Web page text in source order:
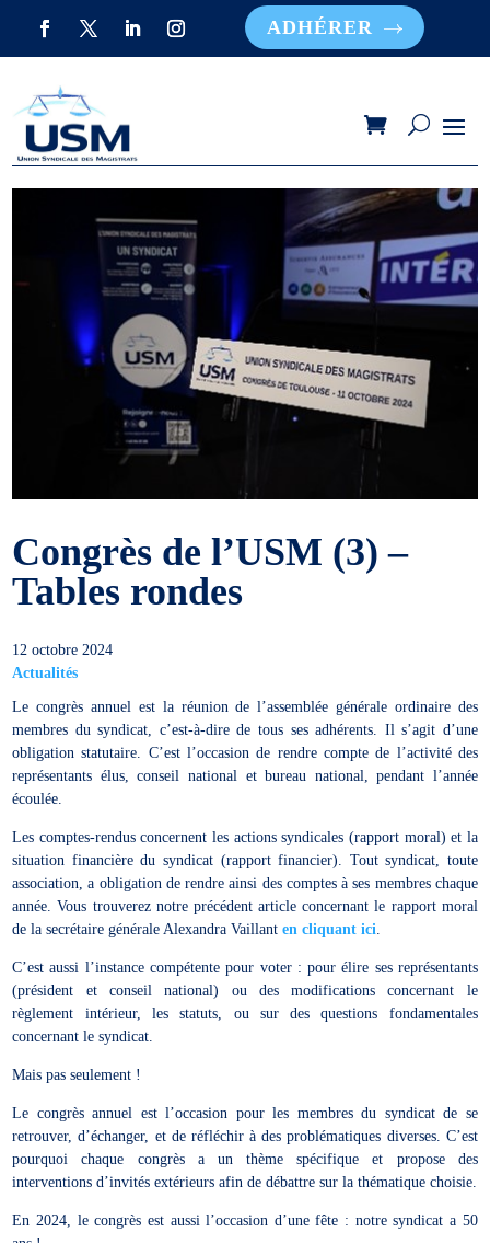
ADHÉRER
Congrès de l’USM (3) –
Tables rondes
12 octobre 2024
Actualités
Le congrès annuel est la réunion de l’assemblée générale ordinaire des
membres du syndicat, c’est-à-dire de tous ses adhérents. Il s’agit d’une
obligation statutaire. C’est l’occasion de rendre compte de l’activité des
représentants élus, conseil national et bureau national, pendant l’année
écoulée.
Les comptes-rendus concernent les actions syndicales (rapport moral) et la
situation financière du syndicat (rapport financier). Tout syndicat, toute
association, a obligation de rendre ainsi des comptes à ses membres chaque
année. Vous trouverez notre précédent article concernant le rapport moral
de la secrétaire générale Alexandra Vaillanten cliquant ici
C’est aussi l’instance compétente pour voter : pour élire ses représentants
(président et conseil national) ou des modifications concernant le
règlement intérieur, les statuts, ou sur des questions fondamentales
concernant le syndicat.
Mais pas seulement !
Le congrès annuel est l’occasion pour les membres du syndicat de se
retrouver, d’échanger, et de réfléchir à des problématiques diverses. C’est
pourquoi chaque congrès a un thème spécifique et propose des
interventions d’invités extérieurs afin de débattre sur la thématique choisie.
En 2024, le congrès est aussi l’occasion d’une fête : notre syndicat a 50